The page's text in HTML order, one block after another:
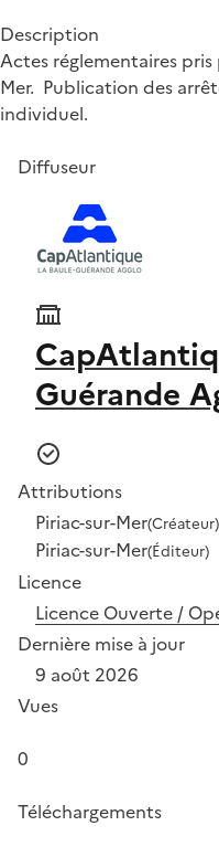
Description
Actes réglementaires
Mer. Publication des
individuel.
Diffuseur
Guérande
Attributions
Piriac-sur-Mer(Créateur)
Piriac-sur-Mer(Éditeur)
Licence
Licence Ouverte /
Dernière mise à jour
9 août 2026
Vues
0
Téléchargements